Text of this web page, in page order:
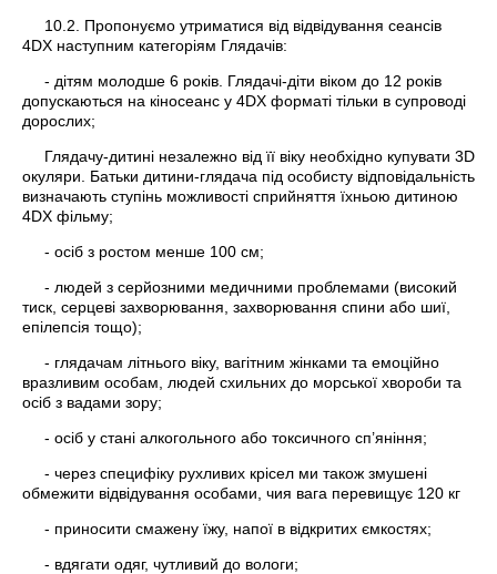
10.2. Пропонуємо утриматися від відвідування сеансів
4DX наступним категоріям Глядачів:
- дітям молодше 6 років. Глядачі-діти віком до 12 років
допускаються на кіносеанс у 4DX форматі тільки в супроводі
дорослих;
Глядачу-дитині незалежно від її віку необхідно купувати 3D
окуляри. Батьки дитини-глядача під особисту відповідальність
визначають ступінь можливості сприйняття їхньою дитиною
4DX фільму;
- осіб з ростом менше 100 см;
- людей з серйозними медичними проблемами (високий
тиск, серцеві захворювання, захворювання спини або шиї,
епілепсія тощо);
- глядачам літнього віку, вагітним жінками та емоційно
вразливим особам, людей схильних до морської хвороби та
осіб з вадами зору;
- осіб у стані алкогольного або токсичного сп’яніння;
- через специфіку рухливих крісел ми також змушені
обмежити відвідування особами, чия вага перевищує 120 кг
- приносити смажену їжу, напої в відкритих ємкостях;
- вдягати одяг, чутливий до вологи;